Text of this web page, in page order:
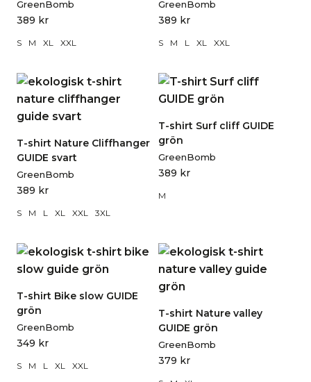
GreenBomb
389 kr
S M XL XXL
GreenBomb
389 kr
S M L XL XXL
T-shirt Nature Cliffhanger
GUIDE svart
GreenBomb
389 kr
S M L XL XXL 3XL
T-shirt Surf cliff GUIDE
grön
GreenBomb
389 kr
M
T-shirt Bike slow GUIDE
grön
GreenBomb
349 kr
S M L XL XXL
T-shirt Nature valley
GUIDE grön
GreenBomb
379 kr